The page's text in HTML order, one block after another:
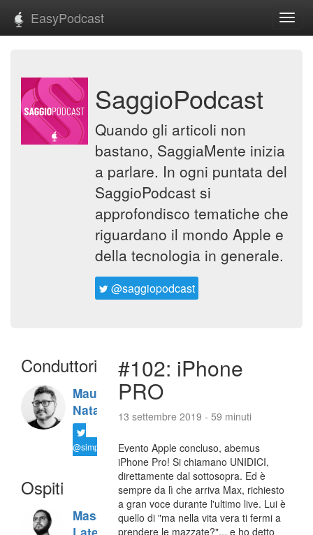
EasyPodcast
SaggioPodcast
Quando gli articoli non
bastano, SaggiaMente inizia
a parlare. In ogni puntata del
SaggioPodcast si
approfondisco tematiche che
riguardano il mondo Apple e
della tecnologia in generale.
@saggiopodcast
Conduttori
Maurizio
Natali
@simplemal
Ospiti
Massimiliano
#102: iPhone
PRO
13 settembre 2019 - 59 minuti
Evento Apple concluso, abemus
iPhone Pro! Si chiamano UNIDICI,
direttamente dal sottosopra. Ed è
sempre da lì che arriva Max, richiesto
a gran voce durante l'ultimo live. Lui è
quello di "ma nella vita vera ti fermi a
prendere le mazzate?"... e ho detto